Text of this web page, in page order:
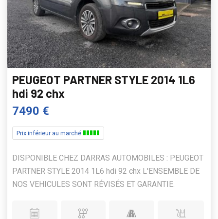
PEUGEOT PARTNER STYLE 2014 1L6
hdi 92 chx
7490 €
Prix inférieur au marché
DISPONIBLE CHEZ DARRAS AUTOMOBILES : PEUGEOT
PARTNER STYLE 2014 1L6 hdi 92 chx L'ENSEMBLE DE
NOS VEHICULES SONT RÉVISÉS ET GARANTIE.